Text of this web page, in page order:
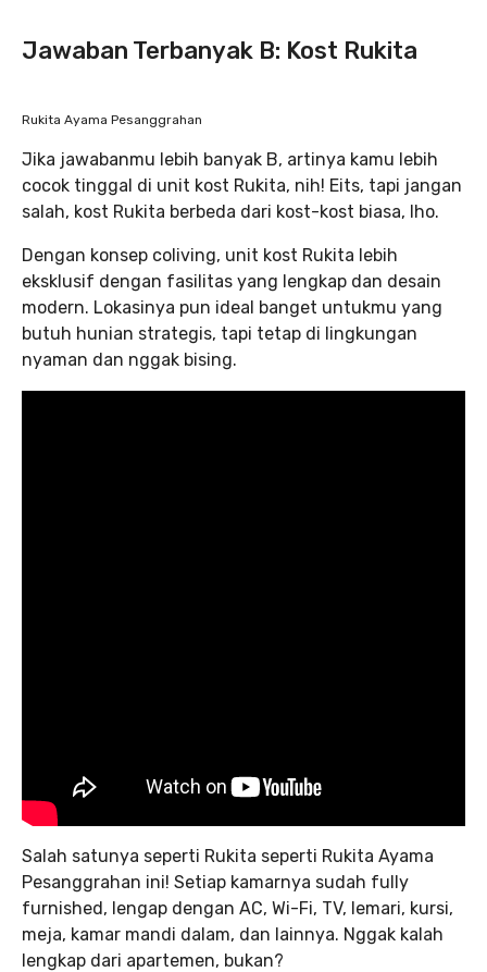
Jawaban Terbanyak B: Kost Rukita
Rukita Ayama Pesanggrahan
Jika jawabanmu lebih banyak B, artinya kamu lebih
cocok tinggal di unit kost Rukita, nih! Eits, tapi jangan
salah, kost Rukita berbeda dari kost-kost biasa, lho.
Dengan konsep coliving, unit kost Rukita lebih
eksklusif dengan fasilitas yang lengkap dan desain
modern. Lokasinya pun ideal banget untukmu yang
butuh hunian strategis, tapi tetap di lingkungan
nyaman dan nggak bising.
Salah satunya seperti Rukita seperti Rukita Ayama
Pesanggrahan ini! Setiap kamarnya sudah fully
furnished, lengap dengan AC, Wi-Fi, TV, lemari, kursi,
meja, kamar mandi dalam, dan lainnya. Nggak kalah
lengkap dari apartemen, bukan?